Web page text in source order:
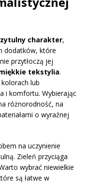
charakter,
dodatków, które
przytłoczą jej
tekstylia.
lub
i komfortu. Wybierając
różnorodność, na
o wyraźnej
na uczynienie
Zieleń przyciąga
wybrać niewielkie
są łatwe w